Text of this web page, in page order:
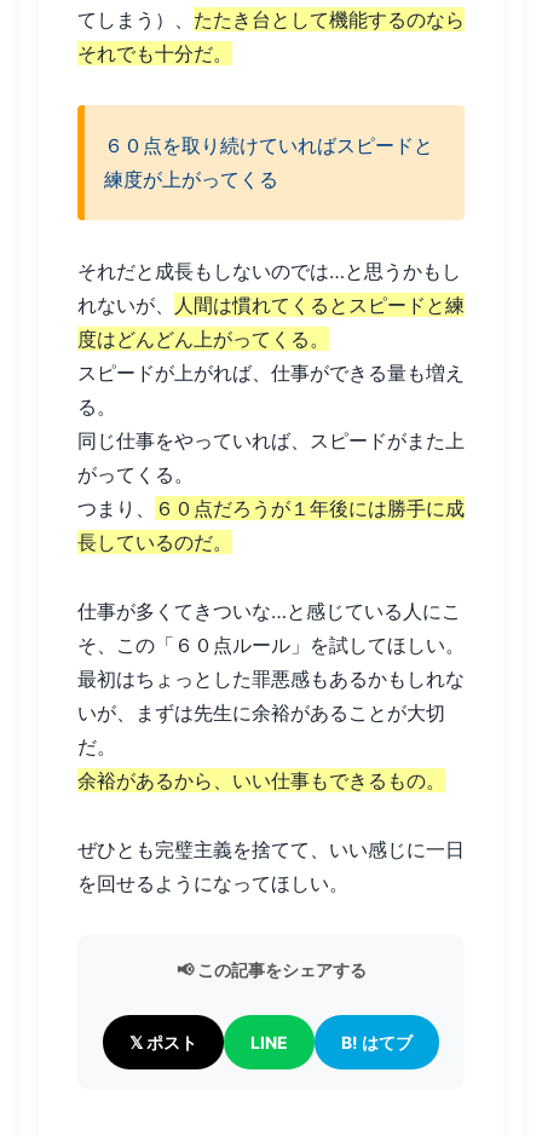
てしまう）、 たたき台として機能するのなら
それでも十分だ。
６０点を取り続けていればスピードと
練度が上がってくる
それだと成長もしないのでは…と思うかもし
れないが、 人間は慣れてくるとスピードと練
度はどんどん上がってくる。
スピードが上がれば、仕事ができる量も増え
る。
同じ仕事をやっていれば、スピードがまた上
がってくる。
つまり、
６０点だろうが１年後には勝手に成
長しているのだ。
仕事が多くてきついな…と感じている人にこ
そ、この「６０点ルール」を試してほしい。
最初はちょっとした罪悪感もあるかもしれな
いが、まずは先生に余裕があることが大切
だ。
余裕があるから、いい仕事もできるもの。
ぜひとも完璧主義を捨てて、いい感じに一日
を回せるようになってほしい。
📢 この記事をシェアする
𝕏 ポスト LINE B! はてブ